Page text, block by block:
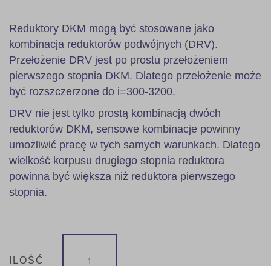
Reduktory DKM mogą być stosowane jako
kombinacja reduktorów podwójnych (DRV).
Przełożenie DRV jest po prostu przełożeniem
pierwszego stopnia DKM. Dlatego przełożenie może
być rozszczerzone do i=300-3200.
DRV nie jest tylko prostą kombinacją dwóch
reduktorów DKM, sensowe kombinacje powinny
umożliwić pracę w tych samych warunkach. Dlatego
wielkość korpusu drugiego stopnia reduktora
powinna być większa niż reduktora pierwszego
stopnia.
ILOŚĆ